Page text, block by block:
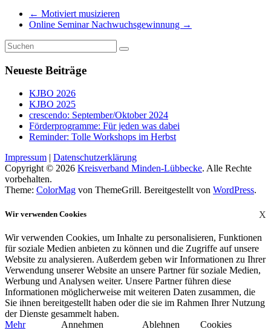
← Motiviert musizieren
Online Seminar Nachwuchsgewinnung →
Neueste Beiträge
KJBO 2026
KJBO 2025
crescendo: September/Oktober 2024
Förderprogramme: Für jeden was dabei
Reminder: Tolle Workshops im Herbst
Impressum | Datenschutzerklärung
Copyright © 2026 Kreisverband Minden-Lübbecke. Alle Rechte
vorbehalten.
Theme: ColorMag von ThemeGrill. Bereitgestellt von WordPress.
X
Wir verwenden Cookies
Wir verwenden Cookies, um Inhalte zu personalisieren, Funktionen
für soziale Medien anbieten zu können und die Zugriffe auf unsere
Website zu analysieren. Außerdem geben wir Informationen zu Ihrer
Verwendung unserer Website an unsere Partner für soziale Medien,
Werbung und Analysen weiter. Unsere Partner führen diese
Informationen möglicherweise mit weiteren Daten zusammen, die
Sie ihnen bereitgestellt haben oder die sie im Rahmen Ihrer Nutzung
der Dienste gesammelt haben.
Mehr
Annehmen Ablehnen
Cookies